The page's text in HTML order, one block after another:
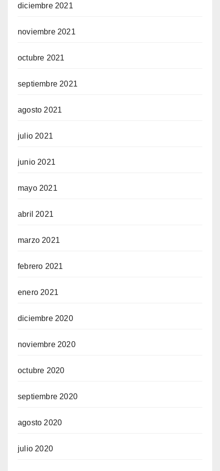
diciembre 2021
noviembre 2021
octubre 2021
septiembre 2021
agosto 2021
julio 2021
junio 2021
mayo 2021
abril 2021
marzo 2021
febrero 2021
enero 2021
diciembre 2020
noviembre 2020
octubre 2020
septiembre 2020
agosto 2020
julio 2020